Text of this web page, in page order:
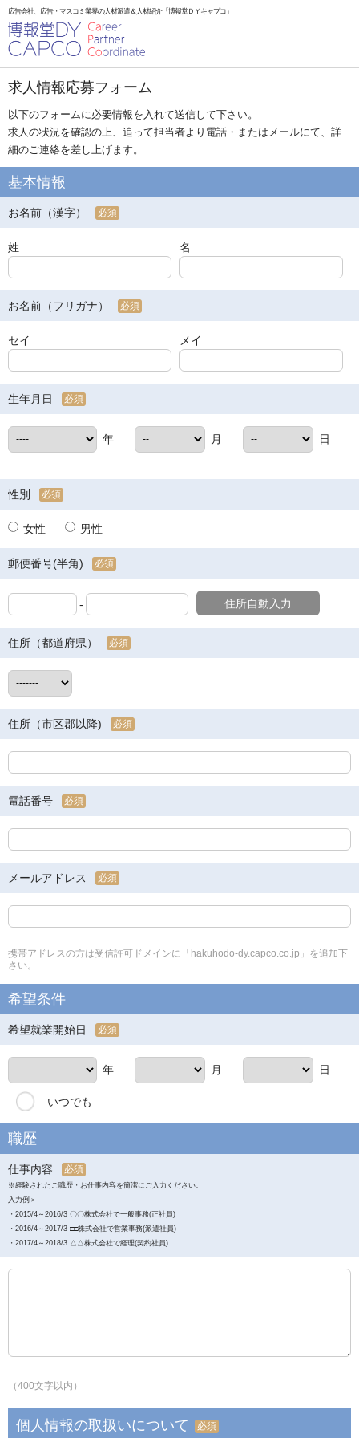
広告会社、広告・マスコミ業界の人材派遣＆人材紹介「博報堂ＤＹキャプコ」
求人情報応募フォーム
以下のフォームに必要情報を入れて送信して下さい。
求人の状況を確認の上、追って担当者より電話・またはメールにて、詳
細のご連絡を差し上げます。
基本情報
お名前（漢字） 必須
姓 名
お名前（フリガナ） 必須
セイ メイ
生年月日 必須
年 月 日
性別 必須
女性 男性
郵便番号(半角) 必須
- 住所自動入力
住所（都道府県） 必須
住所（市区郡以降) 必須
電話番号 必須
メールアドレス 必須
携帯アドレスの方は受信許可ドメインに「hakuhodo-dy.capco.co.jp」を追加下
さい。
希望条件
希望就業開始日 必須
年 月 日
いつでも
職歴
仕事内容 必須
※経験されたご職歴・お仕事内容を簡潔にご入力ください。
入力例＞
・2015/4～2016/3 〇〇株式会社で一般事務(正社員)
・2016/4～2017/3 □□株式会社で営業事務(派遣社員)
・2017/4～2018/3 △△株式会社で経理(契約社員)
（400文字以内）
個人情報の取扱いについて 必須